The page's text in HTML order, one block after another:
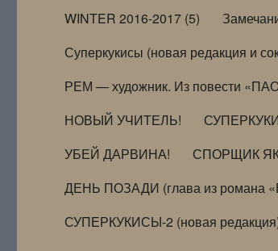
WINTER 2016-2017 (5)
Суперкукисы (новая редакция и
РЕМ — художник. Из повести
НОВЫЙ УЧИТЕЛЬ!
УБЕЙ ДАРВИНА!
СПОРЩИК
ДЕНЬ ПОЗАДИ (глава из романа
СУПЕРКУКИСЫ-2 (новая